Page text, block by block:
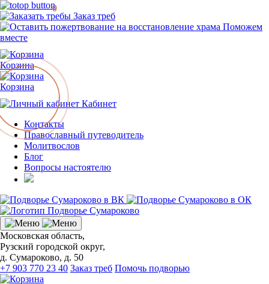
Заказ треб
Поможем
вместе
Корзина
Корзина
0
Кабинет
Контакты
Православный путеводитель
Молитвослов
Блог
Вопросы настоятелю
Московская область,
Рузский городской округ,
д. Сумароково, д. 50
+7 903 770 23 40 Заказ треб Помочь подворью